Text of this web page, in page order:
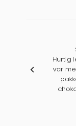
Hurtig
var